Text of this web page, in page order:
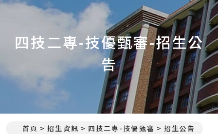
四技二專-技優甄審-招生公
告
首頁 招生資訊 四技二專-技優甄審 招生公告